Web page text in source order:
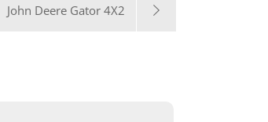
John Deere Gator 4X2